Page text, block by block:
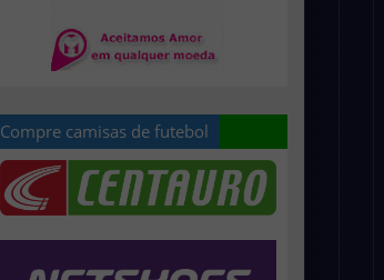
Compre camisas de futebol